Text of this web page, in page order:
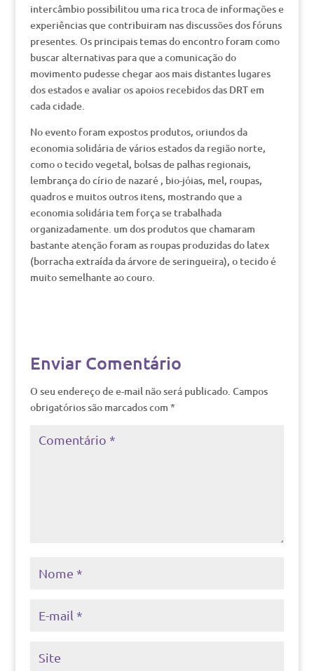
intercâmbio possibilitou uma rica troca de informações e
experiências que contribuiram nas discussões dos fóruns
presentes. Os principais temas do encontro foram como
buscar alternativas para que a comunicação do
movimento pudesse chegar aos mais distantes lugares
dos estados e avaliar os apoios recebidos das DRT em
cada cidade.
No evento foram expostos produtos, oriundos da
economia solidária de vários estados da região norte,
como o tecido vegetal, bolsas de palhas regionais,
lembrança do círio de nazaré , bio-jóias, mel, roupas,
quadros e muitos outros itens, mostrando que a
economia solidária tem força se trabalhada
organizadamente. um dos produtos que chamaram
bastante atenção foram as roupas produzidas do latex
(borracha extraída da árvore de seringueira), o tecido é
muito semelhante ao couro.
Enviar Comentário
O seu endereço de e-mail não será publicado. Campos
obrigatórios são marcados com *